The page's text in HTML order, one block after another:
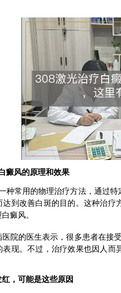
癜风的原理和效果
种常用的物理治疗方法，通过
到改善白斑的目的。这种治
癜风。
院的医生表示，很多患者在接
现。不过，治疗效果也因人
，可能是这些原因